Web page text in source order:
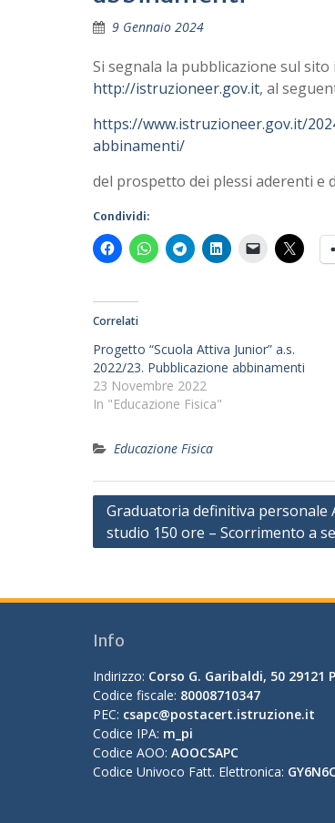
9 Gennaio 2024
Si segnala la pubblicazione sul sito
http://istruzioneer.gov.it, al
https://www.istruzioneer.gov.it/
abbinamenti/
del prospetto dei plessi aderenti e
Condividi:
Correlati
Progetto “Scuola Attiva Junior” a.s.
2022/23. Pubblicazione abbinamenti
23 Novembre 2022
In "Educazione Fisica"
Educazione Fisica
Navigazione
articoli
Graduatoria definitiva personale
studio 150 ore – Scorrimento a
Info
Indirizzo: Corso G. Garibaldi, 50 29121
Codice fiscale: 80008710347
PEC: csapc@postacert.istruzione.it
Codice IPA: m_pi
Codice AOO: AOOCSAPC
Codice Univoco Fatt. Elettronica: